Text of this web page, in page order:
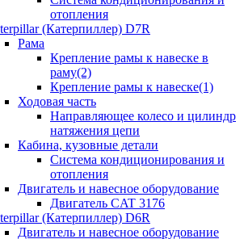
отопления
(Катерпиллер) D7R
Рама
Крепление рамы к навеске в
раму(2)
Крепление рамы к навеске(1)
Ходовая часть
Направляющее колесо и цилиндр
натяжения цепи
Кабина, кузовные детали
Система кондиционирования и
отопления
Двигатель и навесное оборудование
Двигатель CAT 3176
(Катерпиллер) D6R
Двигатель и навесное оборудование